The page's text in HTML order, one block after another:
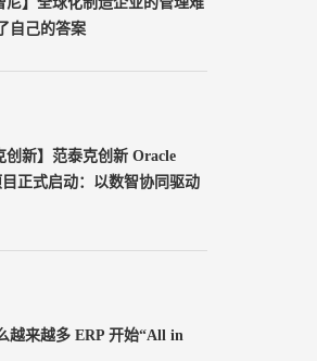
自己的答案
创新】范泰克创新 Oracle
正式启动：以数智协同驱动
越来越多 ERP 开始“All in